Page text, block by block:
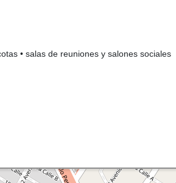
• salas de reuniones y salones sociales